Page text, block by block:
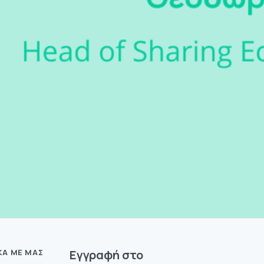
ΜΕ ΜΑΣ
Eγγραφή στο